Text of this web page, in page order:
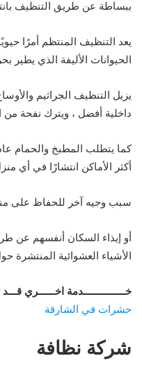
ببساطة عن طريق التنظيف
يعد التنظيف المنتظم أمرًا
الحيوانات الأليفة الذي
يزيل التنظيف الجراثيم
داخلية أفضل ، ويترك نفحة من
كما يتطلب المطبخ والحمام
أكثر الأماكن انتشارًا في أي
سبب وجيه آخر للحفاظ على
أو إيذاء السكان أنفسهم عن
الأشياء العشوائية المنتشرة
خـــــــــــــــدمة اخــــــري
حشرات في الشارقة
شركة نظافة